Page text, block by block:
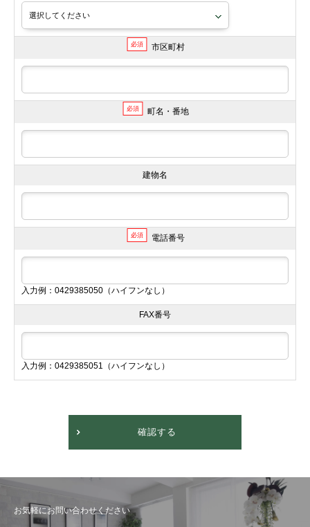
必須 市区町村
必須 町名・番地
建物名
必須 電話番号
入力例：0429385050（ハイフンなし）
FAX番号
入力例：0429385051（ハイフンなし）
確認する
お気軽にお問い合わせください